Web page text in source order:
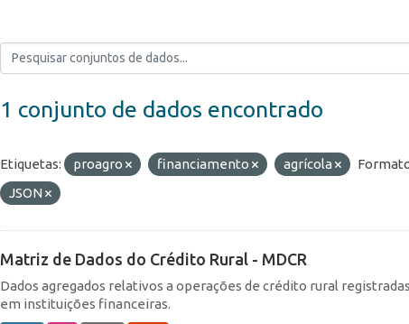
1 conjunto de dados encontrado
Etiquetas: proagro financiamento agrícola
JSON
Matriz de Dados do Crédito Rural - MDCR
Dados agregados relativos a operações de crédito rural
em instituições financeiras.